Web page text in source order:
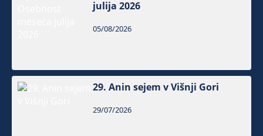
julija 2026
05/08/2026
29. Anin sejem v Višnji Gori
29/07/2026